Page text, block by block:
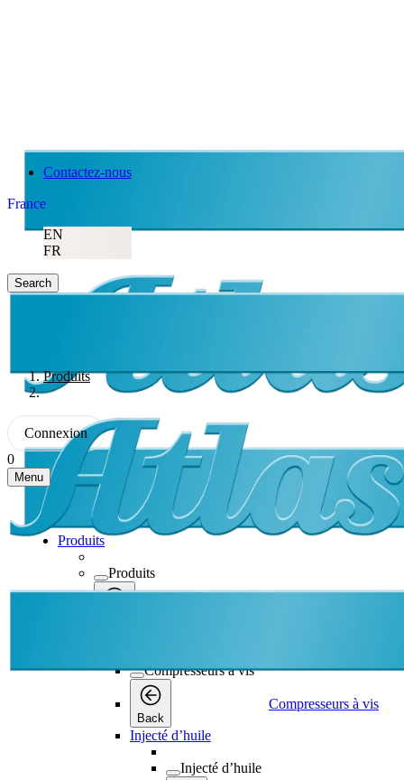
Contactez-nous
France
EN
FR
Search
Produits
Connexion
0
Menu
Produits
Produits
Compresseurs à vis
Back
Compresseurs à vis
Injecté d’huile
Injecté d’huile